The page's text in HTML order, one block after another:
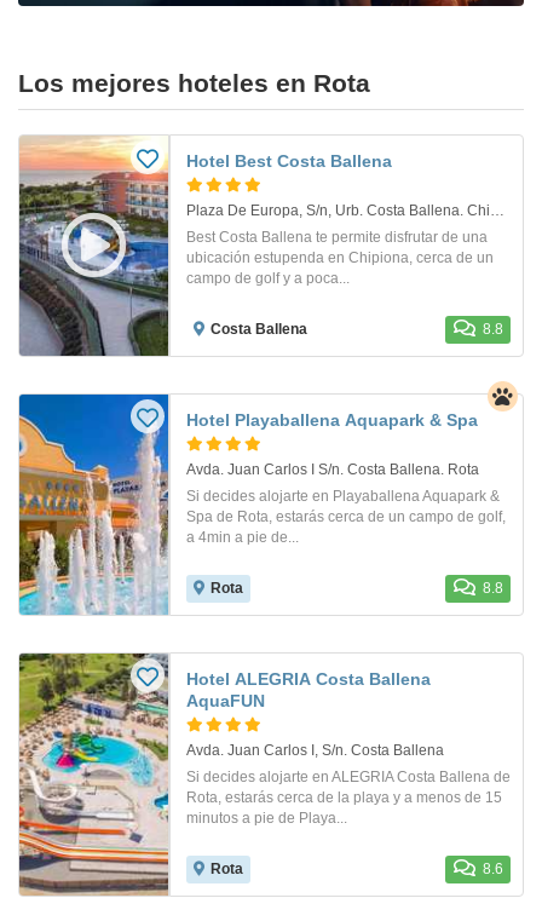
Los mejores hoteles en Rota
Hotel Best Costa Ballena
Plaza De Europa, S/n, Urb. Costa Ballena. Chipiona
Best Costa Ballena te permite disfrutar de una
ubicación estupenda en Chipiona, cerca de un
campo de golf y a poca...
Costa Ballena 8.8
Hotel Playaballena Aquapark & Spa
Avda. Juan Carlos I S/n. Costa Ballena. Rota
Si decides alojarte en Playaballena Aquapark &
Spa de Rota, estarás cerca de un campo de golf,
a 4min a pie de...
Rota 8.8
Hotel ALEGRIA Costa Ballena
AquaFUN
Avda. Juan Carlos I, S/n. Costa Ballena
Si decides alojarte en ALEGRIA Costa Ballena de
Rota, estarás cerca de la playa y a menos de 15
minutos a pie de Playa...
Rota 8.6